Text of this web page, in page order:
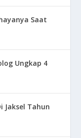
Saat
Ungkap 4
Jaksel Tahun